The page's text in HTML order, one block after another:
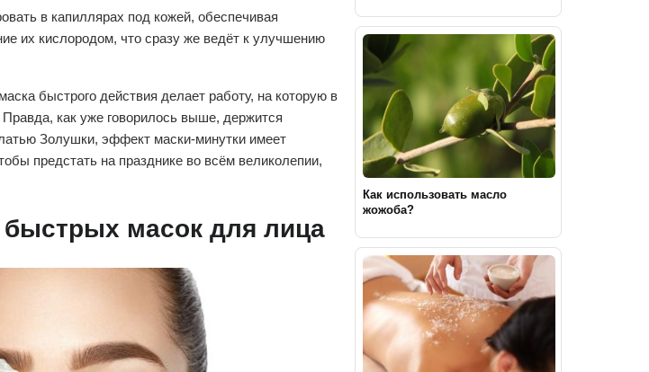
Как использовать масло
жожоба?
в капиллярах под кожей, обеспечивая
их кислородом, что сразу же ведёт к улучшению
быстрого действия делает работу, на которую в
как уже говорилось выше, держится
Золушки, эффект маски-минутки имеет
предстать на празднике во всём великолепии,
масок для лица